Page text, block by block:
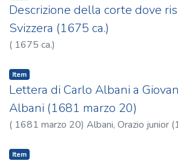
Descrizione della corte dove
Svizzera (1675 ca.)
( 1675 ca.)
Item
Lettera di Carlo Albani a
Albani (1681 marzo 20)
( 1681 marzo 20) Albani, Orazio junior
Item